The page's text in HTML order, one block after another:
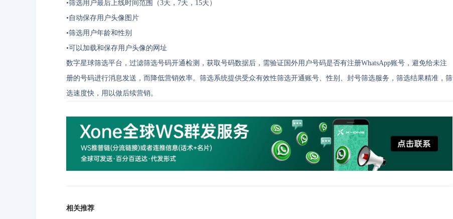
•筛选用户最后上线时间范围（3天，7天，15天）
• 自动保存用户头像图片
•筛选用户年龄和性别
•可以加载和保存用户头像的网址
数字星球筛选平台，过滤筛选号码开通检测，获取号码数据后，需验证国外用户号码是否有注册WhatsApp账号，避免给未注
册的号码进行消息发送，而降低营销效率。筛选系统提供受众有效性筛选开通账号、性别、封号筛选服务，筛选结果精准，筛
选速度快，用以做后续营销。
相关推荐